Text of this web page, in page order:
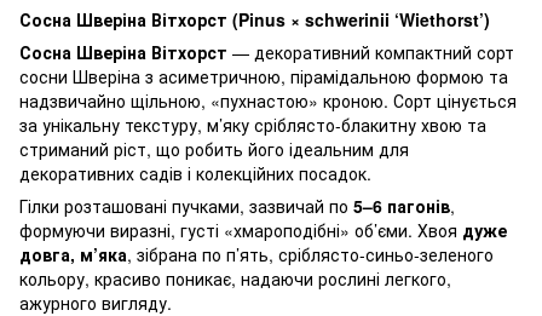
Сосна Шверіна Вітхорст (Pinus × schwerinii ‘Wiethorst’)
Сосна Шверіна Вітхорст — декоративний компактний сорт
сосни Шверіна з асиметричною, пірамідальною формою та
надзвичайно щільною, «пухнастою» кроною. Сорт цінується
за унікальну текстуру, м’яку сріблясто-блакитну хвою та
стриманий ріст, що робить його ідеальним для
декоративних садів і колекційних посадок.
Гілки розташовані пучками, зазвичай по 5–6 пагонів,
формуючи виразні, густі «хмароподібні» об’єми. Хвоя дуже
довга, м’яка, зібрана по п’ять, сріблясто-синьо-зеленого
кольору, красиво поникає, надаючи рослині легкого,
ажурного вигляду.